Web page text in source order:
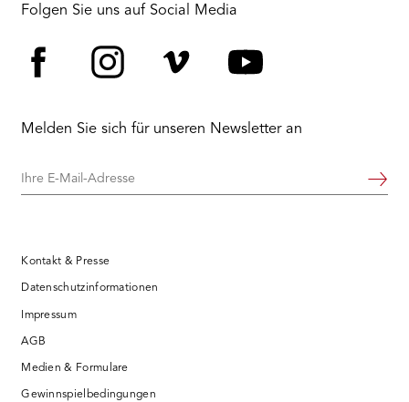
Folgen Sie uns auf Social Media
Melden Sie sich für unseren Newsletter an
Ihre
Weiter
Kontakt & Presse
Datenschutzinformationen
Impressum
AGB
Medien & Formulare
Gewinnspielbedingungen